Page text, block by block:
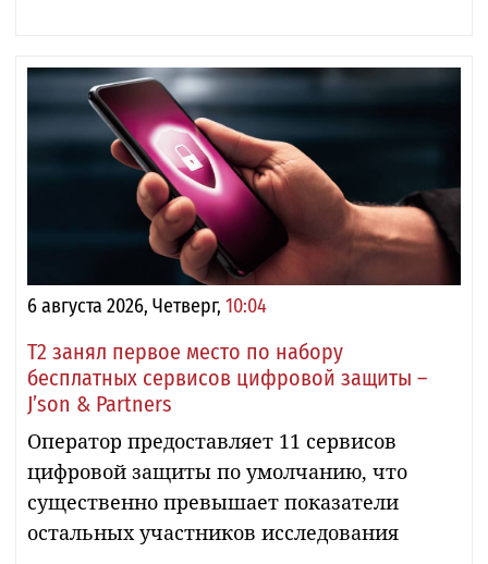
6 августа 2026, Четверг, 10:04
Т2 занял первое место по набору
бесплатных сервисов цифровой защиты –
J’son & Partners
Оператор предоставляет 11 сервисов
цифровой защиты по умолчанию, что
существенно превышает показатели
остальных участников исследования